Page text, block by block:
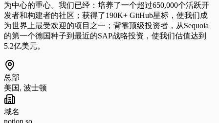
为中心的重心。我们已经：培养了一个超过650,000个活跃开
发者和构建者的社区；获得了190K+ GitHub星标，使我们成
为世界上最受欢迎的项目之一；背靠顶级投资者，从Sequoia
的第一个德国种子到最近的SAP战略投资，使我们估值达到
5.2亿美元。
总部
美国, 波士顿
域名
notion.so